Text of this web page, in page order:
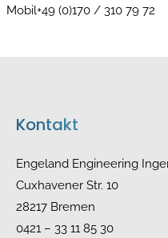
Mobil+49 (0)170 / 310 79 72
Kontakt
Engeland Engineering
Cuxhavener Str. 10
28217 Bremen
0421 – 33 11 85 30